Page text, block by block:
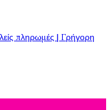
πληρωμές | Γρήγορη